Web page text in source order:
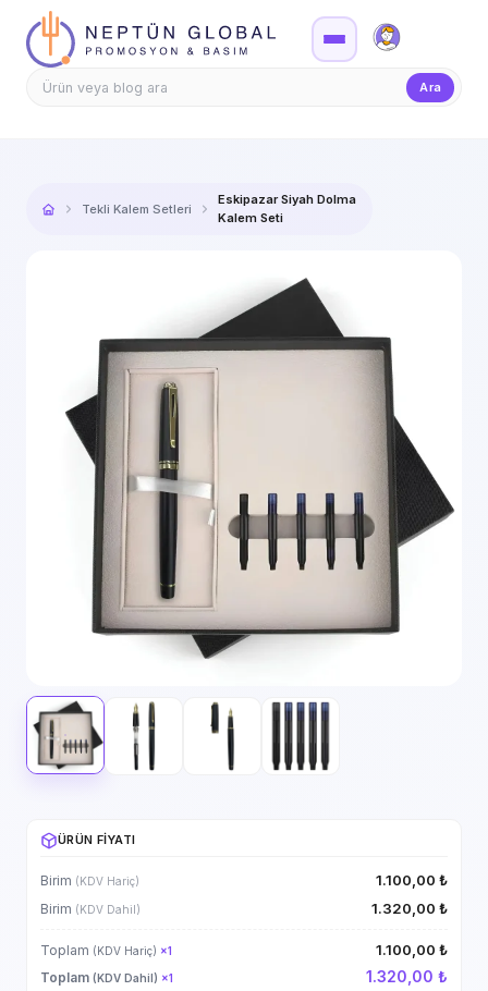
Firma Girişi
Ara
Tekli Kalem Setleri
Eskipazar Siyah Dolma
Kalem Seti
ÜRÜN FIYATI
Birim (KDV Hariç) 1.100,00 ₺
Birim (KDV Dahil) 1.320,00 ₺
Toplam (KDV Hariç) ×1 1.100,00 ₺
Toplam (KDV Dahil) ×1 1.320,00 ₺